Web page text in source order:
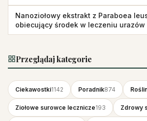
Nanoziołowy ekstrakt z Paraboea
obiecujący środek w leczeniu urazów
Przeglądaj kategorie
Ciekawostki1142 Poradnik874
Ziołowe surowce lecznicze193 Zdrowy